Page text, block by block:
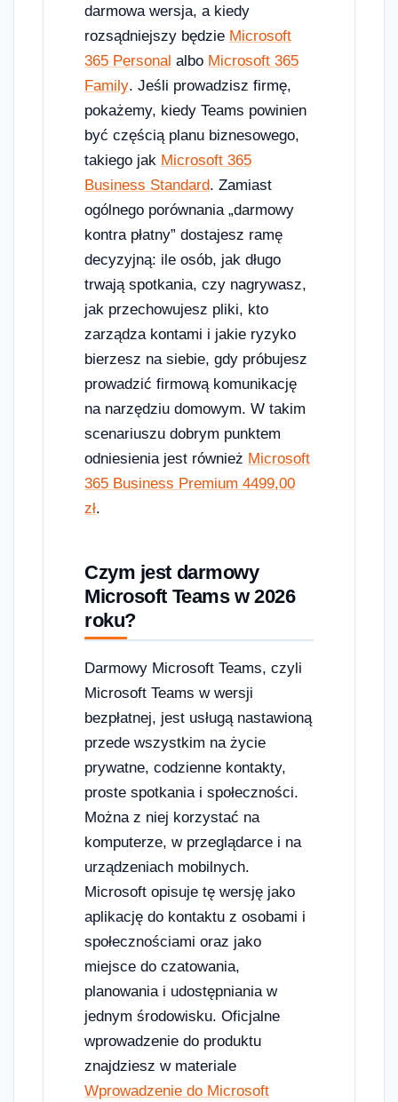
darmowa wersja, a kiedy
rozsądniejszy będzie Microsoft
365 Personal albo Microsoft 365
Family. Jeśli prowadzisz firmę,
pokażemy, kiedy Teams powinien
być częścią planu biznesowego,
takiego jak Microsoft 365
Business Standard. Zamiast
ogólnego porównania „darmowy
kontra płatny” dostajesz ramę
decyzyjną: ile osób, jak długo
trwają spotkania, czy nagrywasz,
jak przechowujesz pliki, kto
zarządza kontami i jakie ryzyko
bierzesz na siebie, gdy próbujesz
prowadzić firmową komunikację
na narzędziu domowym. W takim
scenariuszu dobrym punktem
odniesienia jest również Microsoft
365 Business Premium 4499,00
zł.
Czym jest darmowy
Microsoft Teams w 2026
roku?
Darmowy Microsoft Teams, czyli
Microsoft Teams w wersji
bezpłatnej, jest usługą nastawioną
przede wszystkim na życie
prywatne, codzienne kontakty,
proste spotkania i społeczności.
Można z niej korzystać na
komputerze, w przeglądarce i na
urządzeniach mobilnych.
Microsoft opisuje tę wersję jako
aplikację do kontaktu z osobami i
społecznościami oraz jako
miejsce do czatowania,
planowania i udostępniania w
jednym środowisku. Oficjalne
wprowadzenie do produktu
znajdziesz w materiale
Wprowadzenie do Microsoft